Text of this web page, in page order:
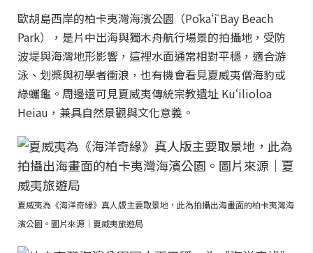
歐胡島西岸的柏卡夷灣海濱公園（Pōkaʻī Bay Beach
Park），是片中出海與獨木舟航行場景的拍攝地，受防
波堤與海灣地形影響，這裡水面通常相對平穩，適合游
泳、划槳與初學者衝浪，也有機會看見夏威夷僧海豹或
綠蠵龜。周邊還可見夏威夷傳統宗教遺址 Kuʻilioloa
Heiau，兼具自然景觀與文化意義。
夏威夷為《海洋奇緣》真人版主要取景地，此為拍攝出海畫面的柏卡夷灣海
濱公園。圖片來源｜夏威夷旅遊局